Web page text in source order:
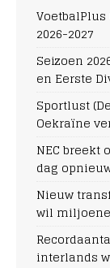
VoetbalPlus
2026-2027
Seizoen
en Eerste
Sportlust
Oekraïne
NEC breekt
dag
Nieuw
wil
interlands